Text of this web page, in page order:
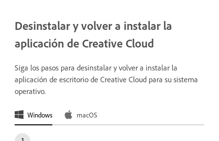
Desinstalar y volver a instalar la
aplicación de Creative Cloud
Siga los pasos para desinstalar y volver a instalar la
aplicación de escritorio de Creative Cloud para su sistema
operativo.
Windows macOS